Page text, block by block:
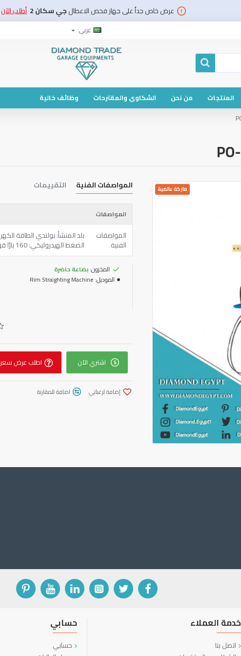
عرض خاص جداً على جهاز فحص الاعطالجي سكان 2 أطلب الآن
عربي
المنتجات من نحن الشكاوي والمقترحات وظائف خالية
ماركة عالمية المواصفات الفنية التقييمات
المواصفات
المواصفات
الفنية الضغط الهيدروليكي: 160 بارًا قوة محرك المضخة: 0.55 كيلو وات محرك الدوران: 0.75 كيلو نيوتن
المخزون:بضاعة حاضرة
الموديل: Rim Straighting Machine
اشتري الآن اطلب عرض سعر
إضافة لرغباتي اضافة للمقارنة
خدمة العملاء
اتصل بنا
حسابي
حسابي